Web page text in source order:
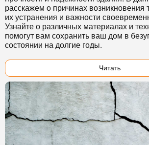
расскажем о причинах возникновения
их устранения и важности
Узнайте о различных материалах и
помогут вам сохранить ваш дом в
состоянии на долгие годы.
Читать